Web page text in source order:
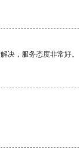
决，服务态度非常好。